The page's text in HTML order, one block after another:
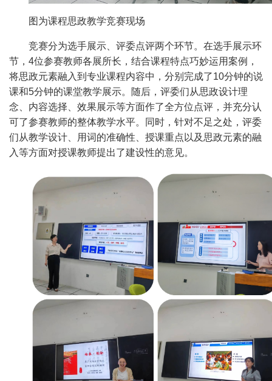
图为课程思政教学竞赛现场
竞赛分为选手展示、评委点评两个环节。在选手展示环
节， 4位参赛教师各展所长，结合课程特点巧妙运用案例，
将思政元素融入到专业课程内容中， 分别完成了10分钟的说
课和5分钟的课堂教学展示。随后，评委们从思政设计理
念、内容选择、效果展示等方面作了全方位点评，并充分认
可了参赛教师的整体教学水平。同时，针对不足之处，评委
们从教学设计、用词的准确性、授课重点以及思政元素的融
入等方面对授课教师提出了建设性的意见。